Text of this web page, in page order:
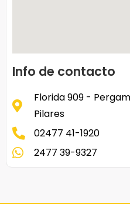
Info de contacto
Florida 909 -
Pilares
02477 41-1920
2477 39-9327